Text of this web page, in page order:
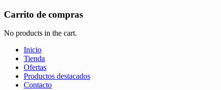
Carrito de compras
No products in the cart.
Inicio
Tienda
Ofertas
Productos destacados
Contacto